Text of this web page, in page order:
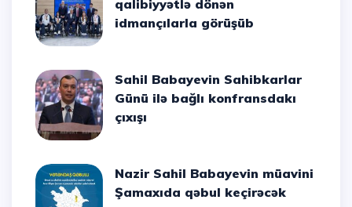
qalibiyyətlə dönən
idmançılarla görüşüb
Sahil Babayevin Sahibkarlar
Günü ilə bağlı konfransdakı
çıxışı
Nazir Sahil Babayevin müavini
Şamaxıda qəbul keçirəcək